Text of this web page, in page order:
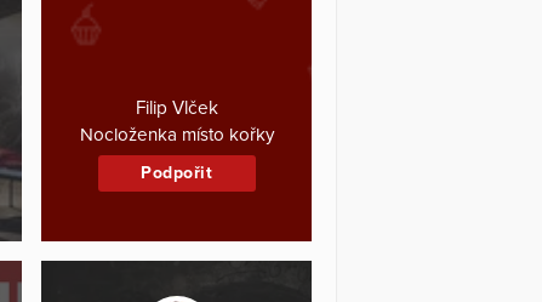
Filip Vlček
Nocloženka místo kořky
Podpořit